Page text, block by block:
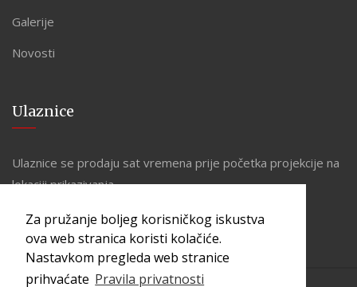
Za pružanje boljeg korisničkog iskustva
ova web stranica koristi kolačiće.
Nastavkom pregleda web stranice
prihvaćate Pravila privatnosti
Galerije
Novosti
Ulaznice
Ulaznice se prodaju sat vremena prije početka projekcije na
lokaciji prikazivanja.